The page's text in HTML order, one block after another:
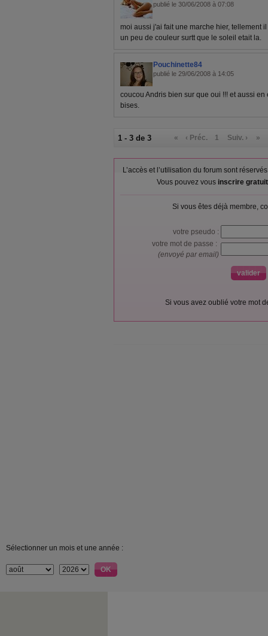
publié le 30/06/2008 à 07:08
moi aussi j'ai fait une marche hier, tellement
un peu de couleur surtt que le soleil etait la.
Pouchinette84
publié le 29/06/2008 à 14:05
coucou Andris bien sur que oui !!! et aussi
bises.
1 - 3 de 3 « ‹ Préc. 1 Suiv. › »
L’accès et l’utilisation du forum sont
Vous pouvez vous inscrire
Si vous êtes déjà membre,
votre pseudo :
votre mot de passe :
(envoyé par email)
Si vous avez oublié votre mot
Sélectionner un mois et une année :